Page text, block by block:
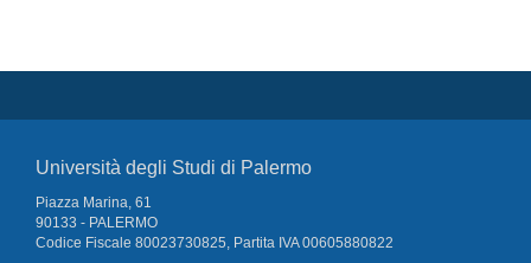
Università degli Studi di Palermo
Piazza Marina, 61
90133 - PALERMO
Codice Fiscale 80023730825, Partita IVA 00605880822